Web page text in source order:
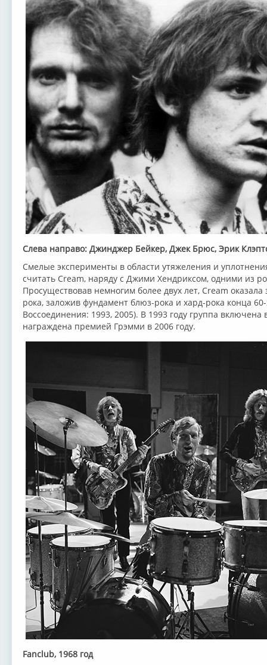
Слева направо: Джинджер Бейкер, Джек Брюс, Эрик
Смелые эксперименты в области утяжеления и
считать Cream, наряду с Джими Хендриксом, одними из
Просуществовав немногим более двух лет, Cream
рока, заложив фундамент блюз-рока и хард-рока конца
Воссоединения: 1993, 2005). В 1993 году группа
награждена премией Грэмми в 2006 году.
Fanclub, 1968 год